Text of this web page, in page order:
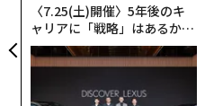
〈7.25(土)開催〉5年後のキ
ャリアに「戦略」はあるか。
トップエグゼクティブのキャ
リアに触れる1日│CAREER S